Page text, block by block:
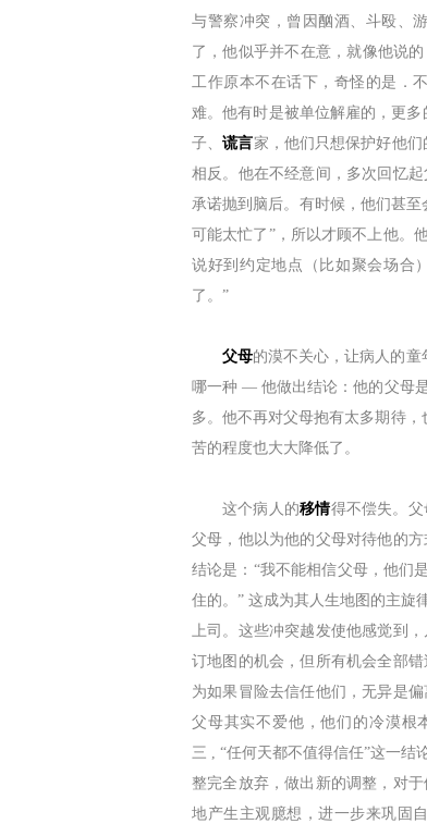
与警察冲突，曾因酗酒、斗殴、
了，他似乎并不在意，就像他说
工作原本不在话下，奇怪的是．
难。他有时是被单位解雇的，更
子、谎言家，他们只想保护好他
相反。他在不经意间，多次回忆
承诺抛到脑后。有时候，他们甚
可能太忙了”，所以才顾不上他。
说好到约定地点（比如聚会场合
了。”
父母的漠不关心，让病人的
哪一种 ― 他做出结论：他的父母
多。他不再对父母抱有太多期待
苦的程度也大大降低了。
这个病人的移情得不偿失。
父母，他以为他的父母对待他的
结论是：“我不能相信父母，他们
住的。” 这成为其人生地图的主旋
上司。这些冲突越发使他感觉到
订地图的机会，但所有机会全部
为如果冒险去信任他们，无异是
父母其实不爱他，他们的冷漠根
三 , “任何天都不值得信任”这一结
整完全放弃，做出新的调整，对
地产生主观臆想，进一步来巩固